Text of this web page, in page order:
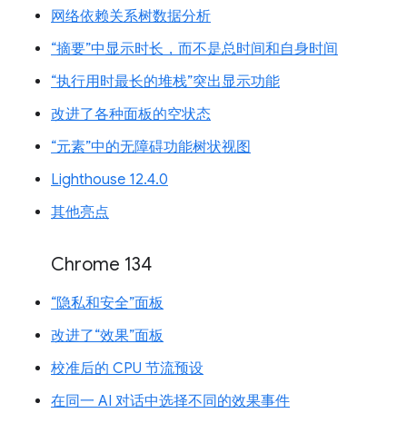
网络依赖关系树数据分析
“摘要”中显示时长，而不是总时间和自身时间
“执行用时最长的堆栈”突出显示功能
改进了各种面板的空状态
“元素”中的无障碍功能树状视图
Lighthouse 12.4.0
其他亮点
Chrome 134
“隐私和安全”面板
改进了“效果”面板
校准后的 CPU 节流预设
在同一 AI 对话中选择不同的效果事件